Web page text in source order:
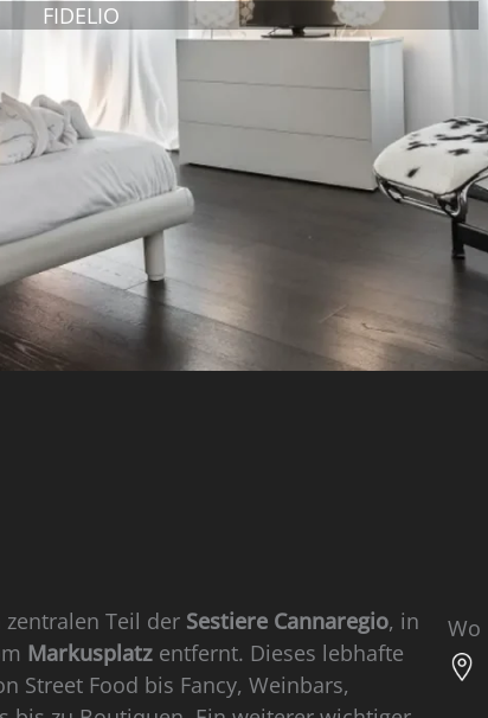
FIDELIO
Teil der Sestiere Cannaregio, in
Markusplatz entfernt. Dieses lebhafte
Street Food bis Fancy, Weinbars,
Wo